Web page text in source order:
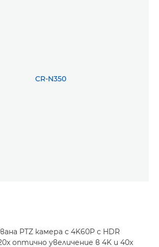
PTZ камера с 4K60P с HDR
оптично увеличение в 4K и 40x